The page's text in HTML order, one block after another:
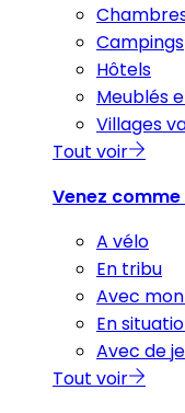
Campings
Hôtels
Meublés
Villages
Tout voir
Venez
A vélo
En tribu
Avec
En
Avec de
Tout voir